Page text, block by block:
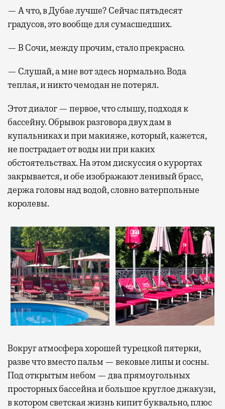
— А что, в Дубае лучше? Сейчас пятьдесят
градусов, это вообще для сумасшедших.
— В Сочи, между прочим, стало прекрасно.
— Слушай, а мне вот здесь нормально. Вода
теплая, и никто чемодан не потерял.
Этот диалог — первое, что слышу, подходя к
бассейну. Обрывок разговора двух дам в
купальниках и при макияже, который, кажется,
не пострадает от воды ни при каких
обстоятельствах. На этом дискуссия о курортах
закрывается, и обе изображают ленивый брасс,
держа головы над водой, словно ватерпольные
королевы.
Вокруг атмосфера хорошей турецкой пятерки,
разве что вместо пальм — вековые липы и сосны.
Под открытым небом — два прямоугольных
просторных бассейна и большое круглое джакузи,
в котором светская жизнь кипит буквально, плюс